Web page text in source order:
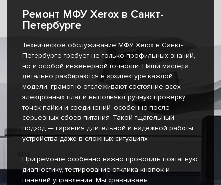
Ремонт МФУ Xerox в Санкт-
Петербурге
Техническое обслуживание МФУ Xerox в Санкт-
Петербурге требует не только профильных знаний,
но и особой инженерной точности. Наши мастера
детально разбираются в архитектуре каждой
модели, грамотно отслеживают состояние всех
электронных плат и выполняют ручную проверку
точек пайки и соединений, особенно после
серьезных сбоев питания. Такой тщательный
подход — гарантия длительной и надежной работы
устройства даже в сложных ситуациях.
При ремонте особенно важно проводить поэтапную
диагностику, тестирование отклика кнопок и
панелей управления. Мы сравниваем